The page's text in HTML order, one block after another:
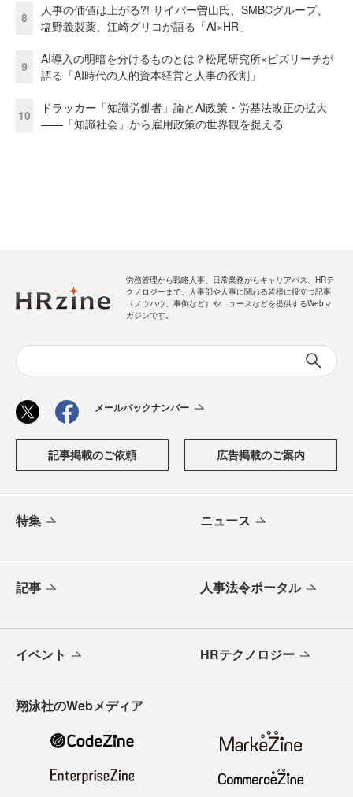
8
人事の価値は上がる?! サイバー曽山氏、SMBCグループ、
塩野義製薬、江崎グリコが語る「AI×HR」
9
AI導入の明暗を分けるものとは？松尾研究所×ビズリーチが
語る「AI時代の人的資本経営と人事の役割」
10
ドラッカー「知識労働者」論とAI政策・労基法改正の拡大
——「知識社会」から雇用政策の世界観を捉える
労務管理から戦略人事、日常業務からキャリアパス、HRテ
クノロジーまで、人事部や人事に関わる皆様に役立つ記事
（ノウハウ、事例など）やニュースなどを提供するWebマ
ガジンです。
メールバックナンバー
記事掲載のご依頼 広告掲載のご案内
特集 ニュース
記事 人事法令ポータル
イベント HRテクノロジー
翔泳社のWebメディア